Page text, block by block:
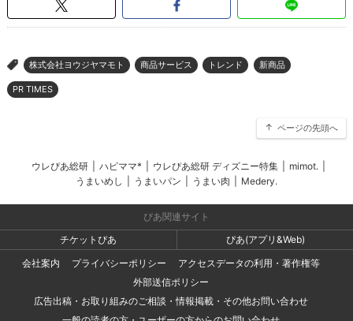
> 株式会社ヨウジヤマモト 商品サービス トレンド 新商品
PR TIMES
ページの先頭へ
ウレぴあ総研 ハピママ* ウレぴあ総研 ディズニー特集 mimot.
うまいめし
うまいパン うまい肉 Medery.
ぴあ関連サイト
チケットぴあ
ぴあ(アプリ&Web)
会社案内
プライバシーポリシー
アクセスデータの利用・著作権等
外部送信ポリシー
広告出稿・お取り組みのご相談・情報掲載・その他お問い合わせ